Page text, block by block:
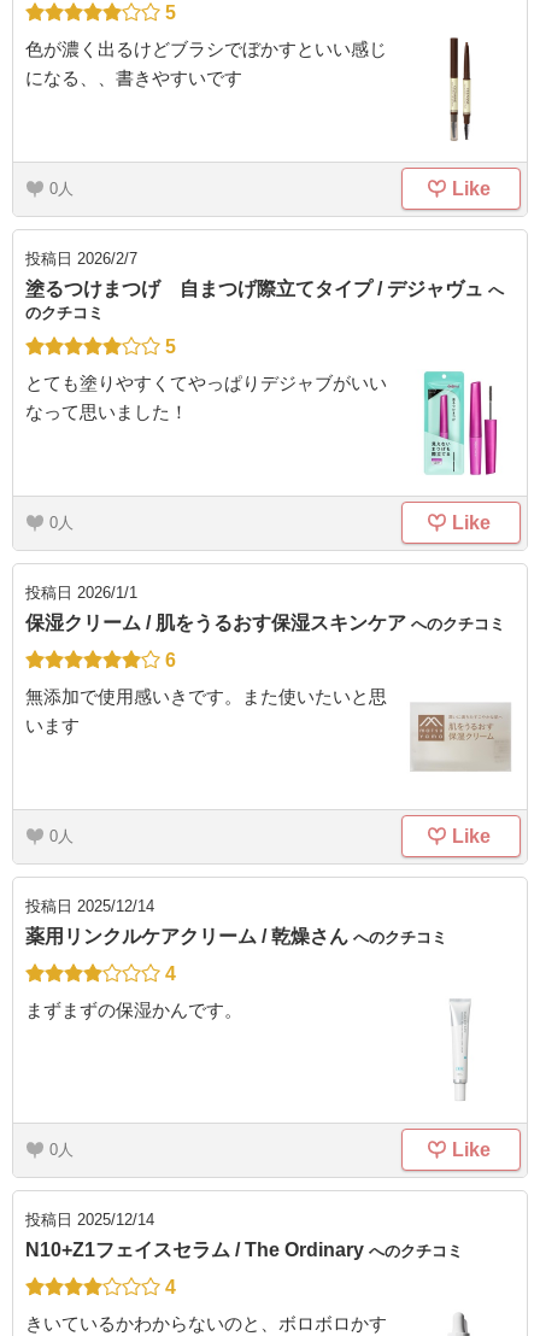
5
色が濃く出るけどブラシでぼかすといい感じ
になる、、書きやすいです
0 Like
投稿日 2026/2/7
塗るつけまつげ 自まつげ際立てタイプ / デジャヴュ へ
のクチコミ
5
とても塗りやすくてやっぱりデジャブがいい
なって思いました！
0 Like
投稿日 2026/1/1
保湿クリーム / 肌をうるおす保湿スキンケア へのクチコミ
6
無添加で使用感いきです。また使いたいと思
います
0 Like
投稿日 2025/12/14
薬用リンクルケアクリーム / 乾燥さん へのクチコミ
4
まずまずの保湿かんです。
0 Like
投稿日 2025/12/14
N10+Z1フェイスセラム / The Ordinary へのクチコミ
4
きいているかわからないのと、ボロボロかす